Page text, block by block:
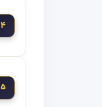
۴
۵